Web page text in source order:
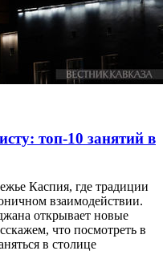
топ-10 занятий в
Каспия, где традиции
взаимодействии.
открывает новые
что посмотреть в
в столице